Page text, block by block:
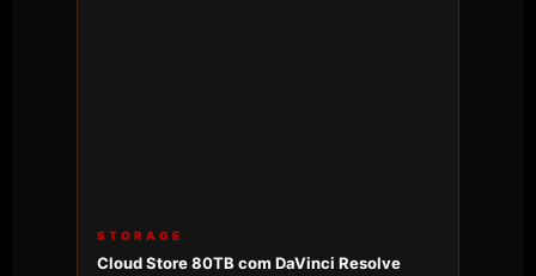
STORAGE
Cloud Store 80TB com DaVinci Resolve